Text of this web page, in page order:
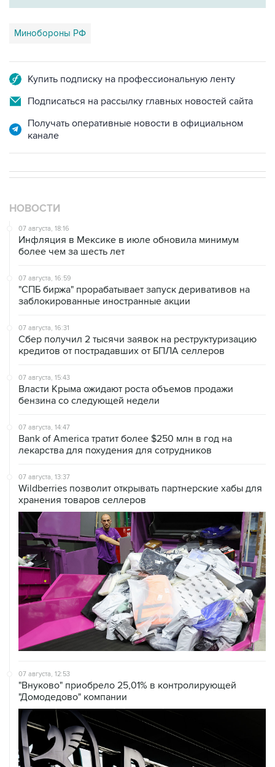
Минобороны РФ
Купить подписку на профессиональную ленту
Подписаться на рассылку главных новостей сайта
Получать оперативные новости в официальном
канале
НОВОСТИ
07 августа, 18:16
Инфляция в Мексике в июле обновила минимум
более чем за шесть лет
07 августа, 16:59
"СПБ биржа" прорабатывает запуск деривативов на
заблокированные иностранные акции
07 августа, 16:31
Сбер получил 2 тысячи заявок на реструктуризацию
кредитов от пострадавших от БПЛА селлеров
07 августа, 15:43
Власти Крыма ожидают роста объемов продажи
бензина со следующей недели
07 августа, 14:47
Bank of America тратит более $250 млн в год на
лекарства для похудения для сотрудников
07 августа, 13:37
Wildberries позволит открывать партнерские хабы для
хранения товаров селлеров
07 августа, 12:53
"Внуково" приобрело 25,01% в контролирующей
"Домодедово" компании